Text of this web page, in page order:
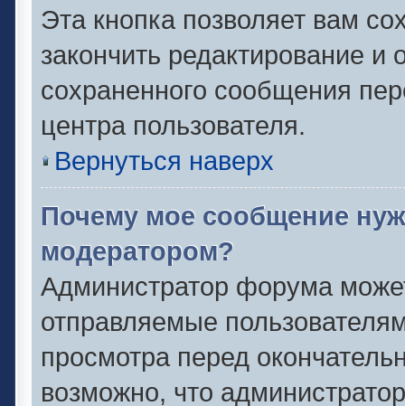
Эта кнопка позволяет вам
закончить редактирование и
сохраненного сообщения
центра пользователя.
Вернуться наверх
Почему мое сообщение
модератором?
Администратор форума
отправляемые
просмотра перед
возможно, что